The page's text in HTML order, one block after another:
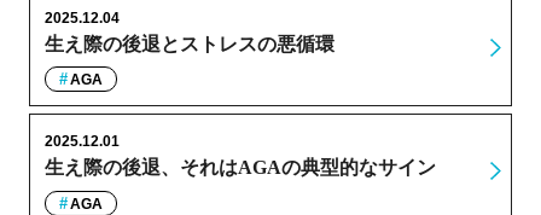
生え際の後退とストレスの悪循環
2025.12.04
AGA
生え際の後退、それはAGAの典型的なサイン
2025.12.01
AGA